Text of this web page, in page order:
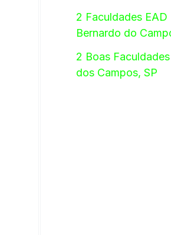
2 Faculdades EAD
Bernardo do
2 Boas
dos Campos, SP